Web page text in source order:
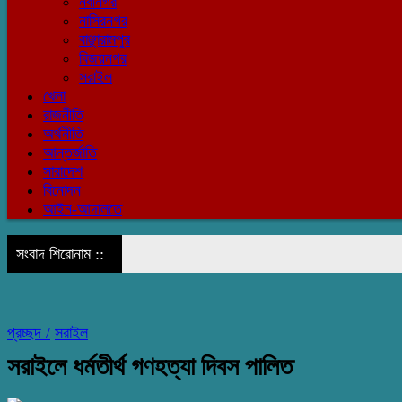
নাসিরনগর
বাঞ্ছারামপুর
বিজয়নগর
সরাইল
খেলা
রাজনীতি
অর্থনীতি
আন্তর্জাতি
সারাদেশ
বিনোদন
আইন-আদালতে
সংবাদ শিরোনাম ::
প্রচ্ছদ / সরাইল
সরাইলে ধর্মতীর্থ গণহত্যা দিবস পালিত